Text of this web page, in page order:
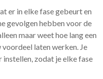
er in elke fase gebeurt en
gevolgen hebben voor de
maar weet hoe lang een
voordeel laten werken. Je
zodat je elke fase